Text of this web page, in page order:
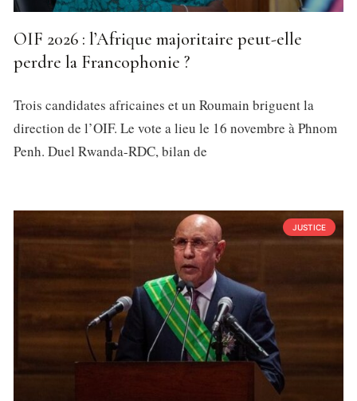
OIF 2026 : l’Afrique majoritaire peut-elle
perdre la Francophonie ?
Trois candidates africaines et un Roumain briguent la
direction de l’OIF. Le vote a lieu le 16 novembre à Phnom
Penh. Duel Rwanda-RDC, bilan de
JUSTICE